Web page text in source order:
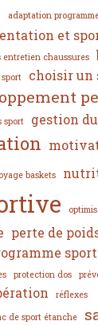
adaptation
et
entretien chaussures
choisir un
sport gestion
baskets
perte de
protection dos
réflexes
de sport étanche